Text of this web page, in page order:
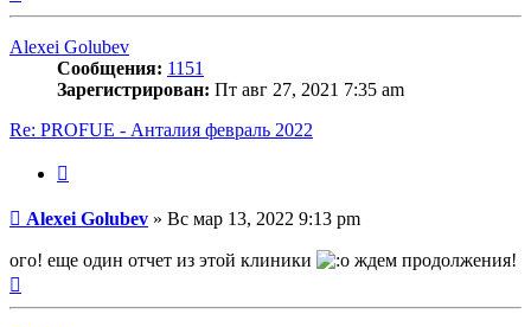
Alexei Golubev
Сообщения: 1151
Зарегистрирован: Пт авг 27, 2021 7:35 am
Re: PROFUE - Анталия февраль 2022
Сообщение
Alexei Golubev » Вс мар 13, 2022 9:13 pm
ого! еще один отчет из этой клиники
ждем продолжения!